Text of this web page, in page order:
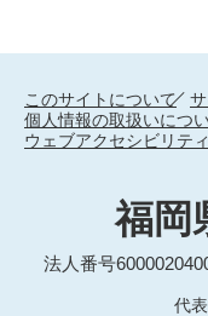
このサイトについて
個人情報の取扱いにつ
ウェブアクセシビリティ
福岡
法人番号
代